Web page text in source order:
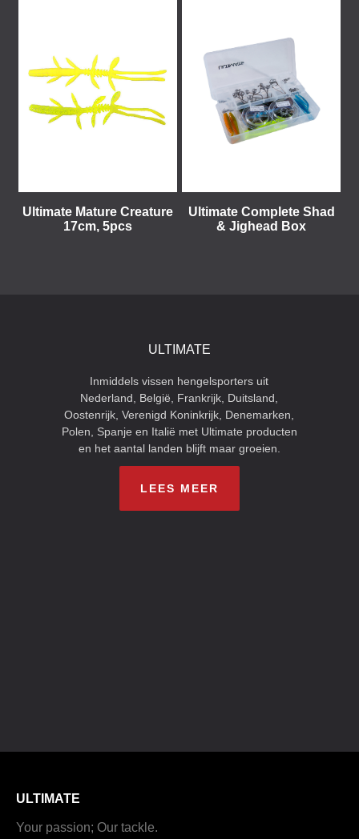
Ultimate Mature Creature
17cm, 5pcs
Ultimate Complete Shad
& Jighead Box
ULTIMATE
Inmiddels vissen hengelsporters uit
Nederland, België, Frankrijk, Duitsland,
Oostenrijk, Verenigd Koninkrijk, Denemarken,
Polen, Spanje en Italië met Ultimate producten
en het aantal landen blijft maar groeien.
LEES MEER
ULTIMATE
Your passion; Our tackle.